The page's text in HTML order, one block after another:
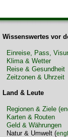
Wissenswertes vor
Einreise, Pass,
Klima & Wetter
Reise & Gesundheit
Zeitzonen & Uhrzeit
Land & Leute
Regionen & Ziele
Karten & Routen
Geld & Währungen
Natur & Umwelt (